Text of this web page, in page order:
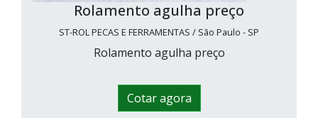
Rolamento agulha preço
ST-ROL PECAS E FERRAMENTAS / São Paulo - SP
Rolamento agulha preço
Cotar agora